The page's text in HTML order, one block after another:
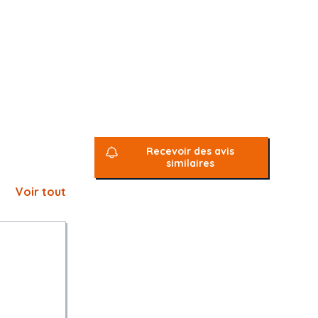
Voir tout
Recevoir des avis
similaires